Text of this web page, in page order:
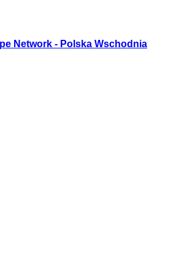
Network - Polska Wschodnia